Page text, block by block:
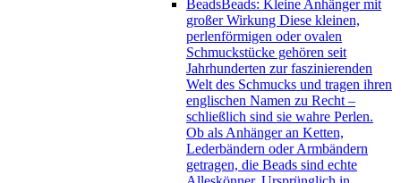
BeadsBeads: Kleine Anhänger mit
großer Wirkung Diese kleinen,
perlenförmigen oder ovalen
Schmuckstücke gehören seit
Jahrhunderten zur faszinierenden
Welt des Schmucks und tragen ihren
englischen Namen zu Recht –
schließlich sind sie wahre Perlen.
Ob als Anhänger an Ketten,
Lederbändern oder Armbändern
getragen, die Beads sind echte